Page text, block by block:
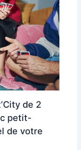
de 2
petit-
de votre